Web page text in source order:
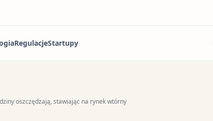
RegulacjeStartupy
oszczędzają, stawiając na rynek wtórny